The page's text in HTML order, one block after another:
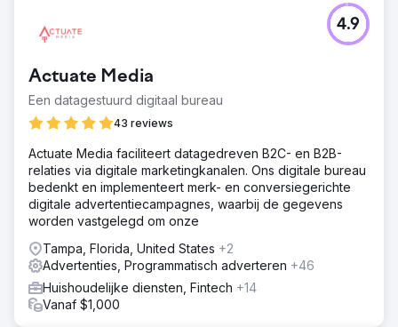
Actuate Media
Een datagestuurd digitaal bureau
43 reviews
4.9
Actuate Media faciliteert datagedreven B2C- en B2B-
relaties via digitale marketingkanalen. Ons digitale bureau
bedenkt en implementeert merk- en conversiegerichte
digitale advertentiecampagnes, waarbij de gegevens
worden vastgelegd om onze
Tampa, Florida, United States +2
Advertenties, Programmatisch adverteren +46
Huishoudelijke diensten, Fintech +14
Vanaf $1,000